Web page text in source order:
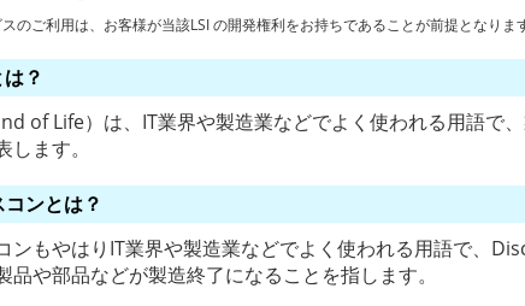
のご利用は、お客様が当該LSI の開発権利をお持ちであることが前提となります
？
of Life）は、IT業界や製造業などでよく使われる用語で
します。
ンとは？
ンもやはりIT業界や製造業などでよく使われる用語で、
品や部品などが製造終了になることを指します。